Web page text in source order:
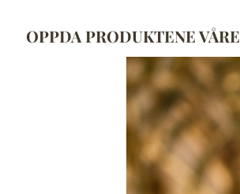
OPPDA PRODUKTENE VÅRE